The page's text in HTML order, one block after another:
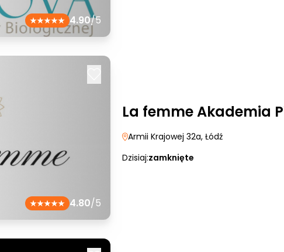
4.90/5
4.80/5
La femme Akademia
Armii Krajowej 32a, Łódź
Dzisiaj:zamknięte